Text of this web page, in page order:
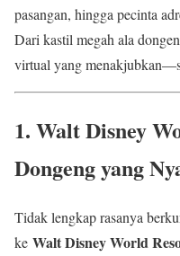
pasangan, hingga pecinta
Dari kastil megah ala
virtual yang
1. Walt Disney
Dongeng yang
Tidak lengkap rasanya
ke Walt Disney World